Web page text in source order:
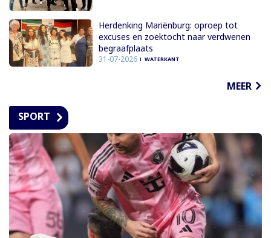
Herdenking Mariënburg: oproep tot
excuses en zoektocht naar verdwenen
begraafplaats
31-07-2026 WATERKANT
MEER
SPORT